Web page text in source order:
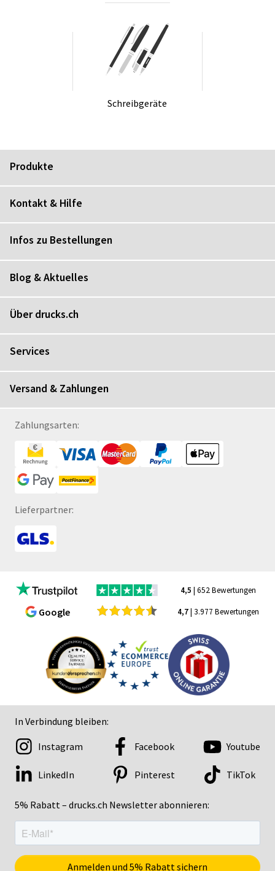
Schreib­ge­rä­te
Produkte
Kontakt & Hilfe
Infos zu Bestellungen
Blog & Aktuelles
Über drucks.ch
Services
Versand & Zahlungen
Zahlungsarten:
Lieferpartner:
4,5 | 652 Bewertungen
Google 4,7| 3.977 Bewertungen
In Verbindung bleiben:
5% Rabatt – drucks.ch Newsletter abonnieren:
Instagram Facebook Youtube
LinkedIn Pinterest TikTok